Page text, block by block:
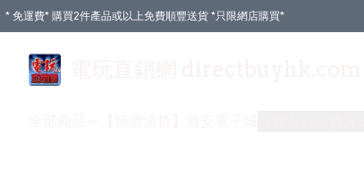
* 免運費* 購買2件產品或以上免費順豐送貨 *只限網店購買*